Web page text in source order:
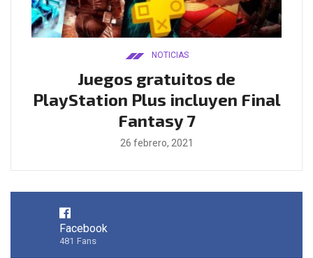
NOTICIAS
Juegos gratuitos de
PlayStation Plus incluyen Final
Fantasy 7
26 febrero, 2021
Facebook
481 Fans